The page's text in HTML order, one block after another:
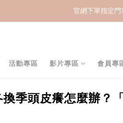
加入 MCG 會
官網下單指定
活動專區 影片專區 會員專
換季頭皮癢怎麼辦？